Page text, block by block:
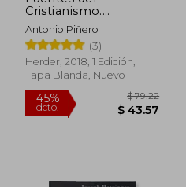
Cristianismo.
Tradiciones Primitivas
Sobre Jesús: 0
(Biblioteca Herder)
Antonio Piñero
(3)
Herder, 2018, 1 Edición,
Tapa Blanda, Nuevo